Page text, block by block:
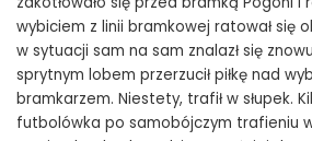
wybiciem z linii bramkowej ratował się
w sytuacji sam na sam znalazł się
sprytnym lobem przerzucił piłkę nad
bramkarzem. Niestety, trafił w słupek.
futbolówka po samobójczym trafieniu